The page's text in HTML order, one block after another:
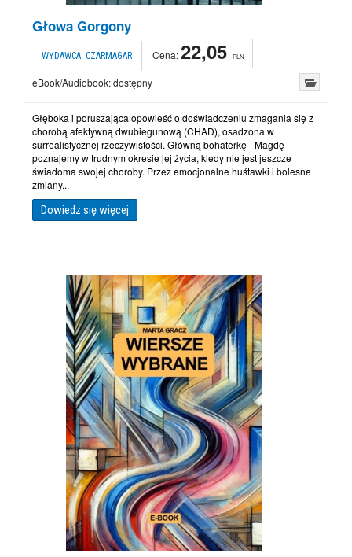
Głowa Gorgony
WYDAWCA: CZARMAGAR Cena:22,05 PLN
eBook/Audiobook:dostępny
Głęboka i poruszająca opowieść o doświadczeniu zmagania się z
chorobą afektywną dwubiegunową (CHAD), osadzona w
surrealistycznej rzeczywistości. Główną bohaterkę– Magdę–
poznajemy w trudnym okresie jej życia, kiedy nie jest jeszcze
świadoma swojej choroby. Przez emocjonalne huśtawki i bolesne
zmiany...
Dowiedz się więcej